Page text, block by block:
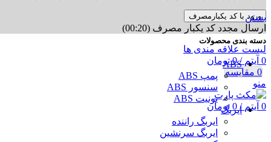
ورود با کد یکبارمصرف
ارسال مجدد کد یکبار مصرف (00:
20
)
لیست علاقه مندی ها
0 آیتم /
0 تومان
0 مقایسه
منو
0 آیتم /
0 تومان
بستن
دسته بندی محصولات
ABS
پمپ ABS
سنسور ABS
یونیت ABS
ایربگ
ایربگ راننده
ایربگ سرنشین